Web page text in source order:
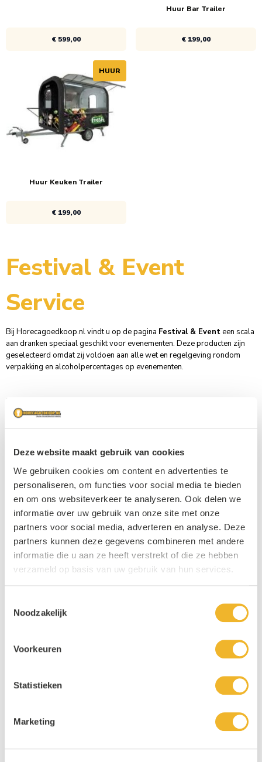
Deze website maakt gebruik van cookies
We gebruiken cookies om content en advertenties te
personaliseren, om functies voor social media te bieden
en om ons websiteverkeer te analyseren. Ook delen we
informatie over uw gebruik van onze site met onze
partners voor social media, adverteren en analyse. Deze
partners kunnen deze gegevens combineren met andere
informatie die u aan ze heeft verstrekt of die ze hebben
verzameld op basis van uw gebruik van hun services.
Noodzakelijk
Voorkeuren
Statistieken
Marketing
€ 599,00
Bekijk product
€ 599,00
Huur Bar Trailer
€ 199,00
HUUR
Huur Keuken Trailer
€ 199,00
Festival & Event
Service
Bij Horecagoedkoop.nl vindt u op de pagina Festival & Eventeen scala
aan dranken speciaal geschikt voor evenementen. Deze producten zijn
geselecteerd omdat zij voldoen aan alle wet en regelgeving rondom
verpakking en alcoholpercentages op evenementen.
Bijbestellen & Retouren
Alle producten onder dit kopje zijn iets duurder dan u van ons gewend
producten snel bij te bestellen. Daarnaast heeft u de mogelijkheid alle
producten, die overgebleven zijn na uw evenement en onaangebroken
nog in de originele verpakking zitten,
te sturen. Na controle
zullen deze producten geheel vergoed worden. Het retour nemen, tellen,
uitzoeken, crediteren brengt veel werk met zich mee en kost ons
behoorlijk wat tijd. Vandaar deze kleine toeslag.